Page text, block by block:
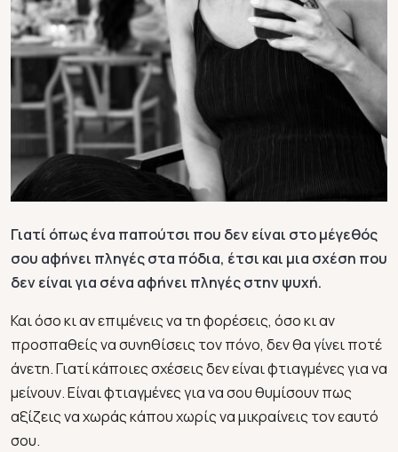
Γιατί όπως ένα παπούτσι που δεν είναι στο μέγεθός
σου αφήνει πληγές στα πόδια, έτσι και μια σχέση που
δεν είναι για σένα αφήνει πληγές στην ψυχή.
Και όσο κι αν επιμένεις να τη φορέσεις, όσο κι αν
προσπαθείς να συνηθίσεις τον πόνο, δεν θα γίνει ποτέ
άνετη. Γιατί κάποιες σχέσεις δεν είναι φτιαγμένες για να
μείνουν. Είναι φτιαγμένες για να σου θυμίσουν πως
αξίζεις να χωράς κάπου χωρίς να μικραίνεις τον εαυτό
σου.